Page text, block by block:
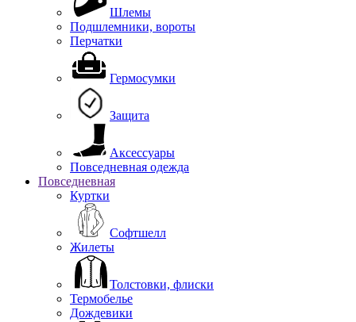
Шлемы
Подшлемники, вороты
Перчатки
Гермосумки
Защита
Аксессуары
Повседневная одежда
Повседневная
Куртки
Софтшелл
Жилеты
Толстовки, флиски
Термобелье
Дождевики